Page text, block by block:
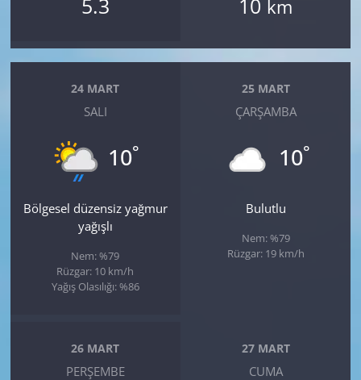
5.3 10 km
24 MART
SALI
10°
Bölgesel düzensiz yağmur
yağışlı
Nem: %79
Rüzgar: 10 km/h
Yağış Olasılığı: %86
25 MART
ÇARŞAMBA
10°
Bulutlu
Nem: %79
Rüzgar: 19 km/h
26 MART
PERŞEMBE
27 MART
CUMA